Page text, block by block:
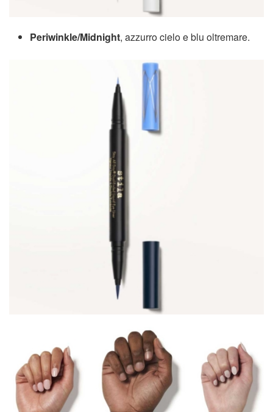
Periwinkle/Midnight, azzurro cielo e blu oltremare.